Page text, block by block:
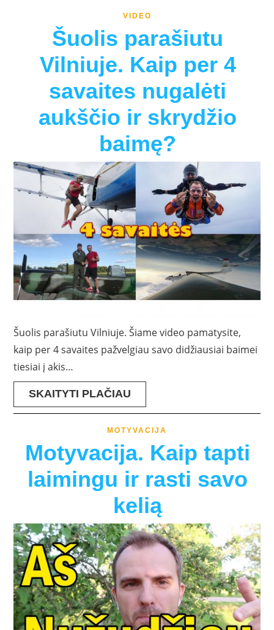
VIDEO
Šuolis parašiutu
Vilniuje. Kaip per 4
savaites nugalėti
aukščio ir skrydžio
baimę?
Šuolis parašiutu Vilniuje. Šiame video pamatysite,
kaip per 4 savaites pažvelgiau savo didžiausiai baimei
tiesiai į akis…
SKAITYTI PLAČIAU
MOTYVACIJA
Motyvacija. Kaip tapti
laimingu ir rasti savo
kelią